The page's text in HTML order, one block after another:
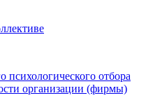
психологического отбора
организации (фирмы)